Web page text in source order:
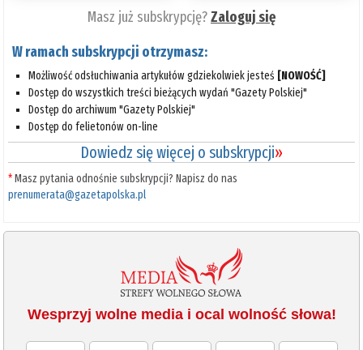
Masz już subskrypcję?Zaloguj się
W ramach subskrypcji otrzymasz:
Możliwość odsłuchiwania artykułów gdziekolwiek jesteś [NOWOŚĆ]
Dostęp do wszystkich treści bieżących wydań "Gazety Polskiej"
Dostęp do archiwum "Gazety Polskiej"
Dostęp do felietonów on-line
Dowiedz się więcej o subskrypcji»
*Masz pytania odnośnie subskrypcji? Napisz do nas
prenumerata@gazetapolska.pl
Wesprzyj wolne media i ocal wolność słowa!